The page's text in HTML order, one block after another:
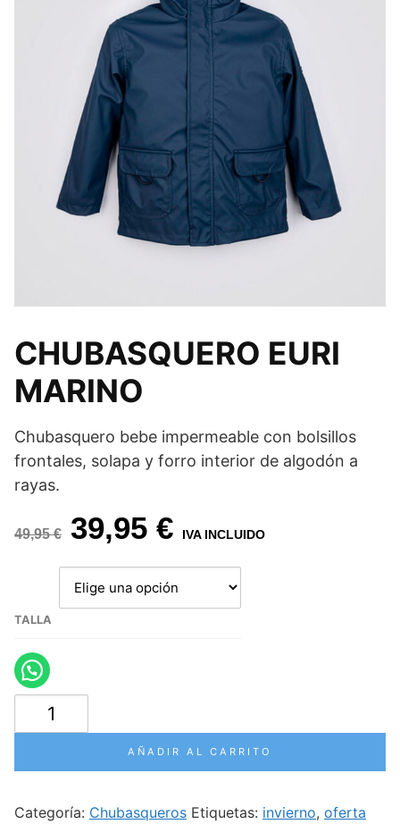
CHUBASQUERO EURI
MARINO
Chubasquero bebe impermeable con bolsillos
frontales, solapa y forro interior de algodón a
rayas.
49,95€
El
precio
original
39,95 €El
precio
actual
IVA INCLUIDO
TALLA
CHUBASQUERO
cantidad
AÑADIR AL CARRITO
Categoría: Chubasqueros Etiquetas: invierno, oferta